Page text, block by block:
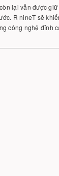
lại vẫn được
R nineT sẽ
công nghệ đỉnh